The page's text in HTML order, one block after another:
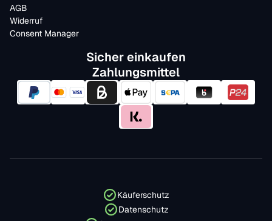
AGB
Widerruf
Consent Manager
Sicher einkaufen
Zahlungsmittel
Käuferschutz
Datenschutz